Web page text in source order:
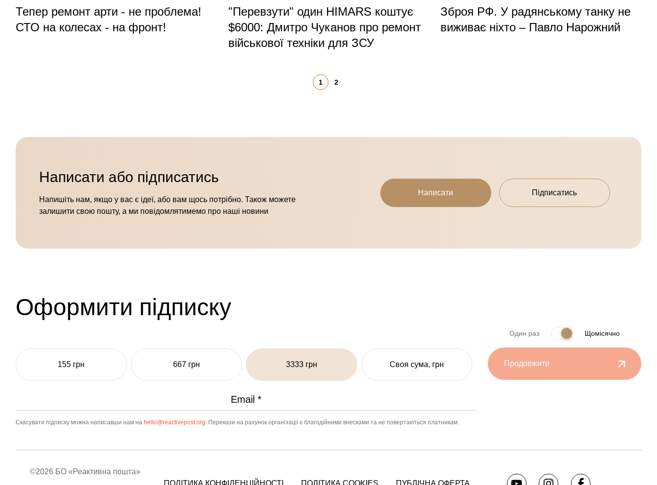
Тепер ремонт арти - не проблема!
СТО на колесах - на фронт!
"Перевзути" один HIMARS коштує
$6000: Дмитро Чуканов про ремонт
військової техніки для ЗСУ
Зброя РФ. У радянському танку не
виживає ніхто – Павло Нарожний
1 2
Написати або підписатись
Напишіть нам, якщо у вас є ідеї, або вам щось потрібно. Також можете
залишити свою пошту, а ми повідомлятимемо про наші новини
Написати Підписатись
Оформити підписку
155 грн 667 грн 3333 грн Своя сума, грн
Один раз Щомісячно
Продовжити
Скасувати підписку можна написавши нам на hello@reactivepost.org. Перекази на рахунок організації є благодійними внесками та не повертаються платникам.
©2026 БО «Реактивна пошта»
ПОЛІТИКА КОНФІДЕНЦІЙНОСТІ
ПОЛІТИКА COOKIES ПУБЛІЧНА ОФЕРТА